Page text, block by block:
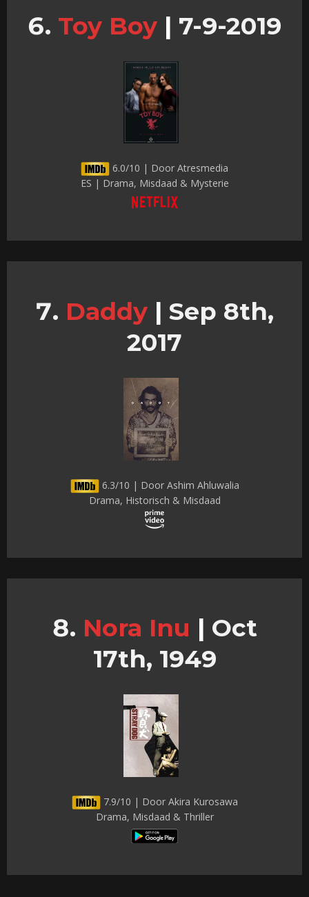
Toy Boy | 7-9-2019
6.0/10 | Door Atresmedia
ES | Drama, Misdaad & Mysterie
Daddy | Sep 8th,
2017
6.3/10 | Door Ashim Ahluwalia
Drama, Historisch & Misdaad
Nora Inu | Oct
17th, 1949
7.9/10 | Door Akira Kurosawa
Drama, Misdaad & Thriller